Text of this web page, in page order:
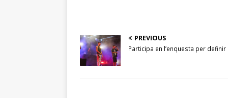
PREVIOUS
Participa en l’enquesta per